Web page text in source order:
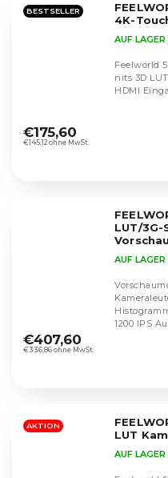
Sternen.
BESTSELLER
4K-
durchschnittliche
Produktbewertung
AUF
€145,12 ohne MwSt.
€175,60
Feelworld
nits 3D
HDMI
LUT/3G-
durchschnittliche
Produktbewertung
Sternen.
AUF
€336,86 ohne MwSt.
€407,60
1200 IPS
AKTION
LUT
AUF